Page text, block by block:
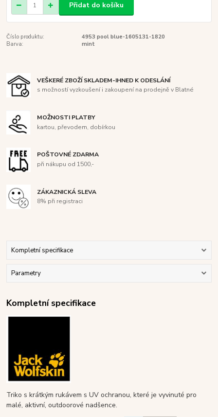
Přidat do košíku
Číslo produktu:
4953 pool blue-1605131-1820
Barva:
mint
VEŠKERÉ ZBOŽÍ SKLADEM-IHNED K ODESLÁNÍ
s možností vyzkoušení i zakoupení na prodejně v Blatné
MOŽNOSTI PLATBY
kartou, převodem, dobírkou
POŠTOVNÉ ZDARMA
při nákupu od 1500,-
ZÁKAZNICKÁ SLEVA
8% při registraci
Kompletní specifikace
Parametry
Kompletní specifikace
Triko s krátkým rukávem s UV ochranou, které je vyvinuté pro
malé, aktivní, outdoorové nadšence.